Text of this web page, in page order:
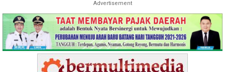
Advertisement